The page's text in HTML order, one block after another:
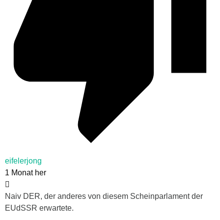
eifelerjong
1 Monat her
Naiv DER, der anderes von diesem Scheinparlament der
EUdSSR erwartete.